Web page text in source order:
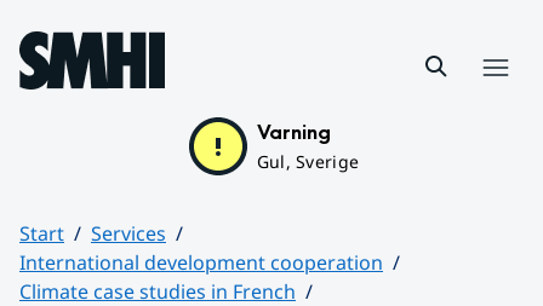
Hoppa till sidans innehåll
Varning
Gul, Sverige
Start
Services
International development cooperation
Climate case studies in French